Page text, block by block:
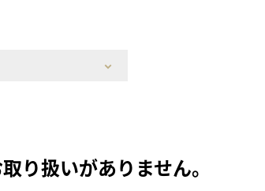
り扱いがありません。